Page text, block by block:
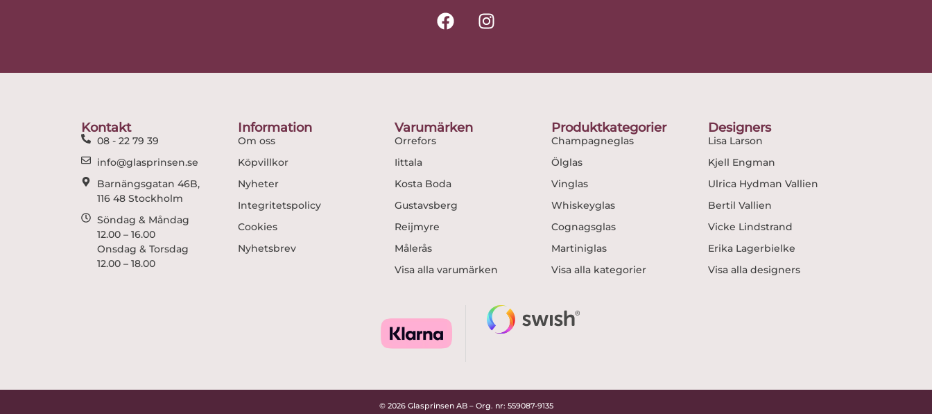
F
a
k
I
n
Kontakt
08 - 22 79 39
info@glasprinsen.se
Barnängsgatan 46B,
116 48 Stockholm
Söndag & Måndag
12.00 – 16.00
Onsdag & Torsdag
12.00 – 18.00
Information
Om oss
Köpvillkor
Nyheter
Integritetspolicy
Cookies
Nyhetsbrev
Varumärken
Orrefors
Iittala
Kosta Boda
Gustavsberg
Reijmyre
Målerås
Visa alla varumärken
Produktkategorier
Champagneglas
Ölglas
Vinglas
Whiskeyglas
Cognagsglas
Martiniglas
Visa alla kategorier
Designers
Lisa Larson
Kjell Engman
Ulrica Hydman Vallien
Bertil Vallien
Vicke Lindstrand
Erika Lagerbielke
Visa alla designers
© 2026 Glasprinsen AB – Org. nr: 559087-9135